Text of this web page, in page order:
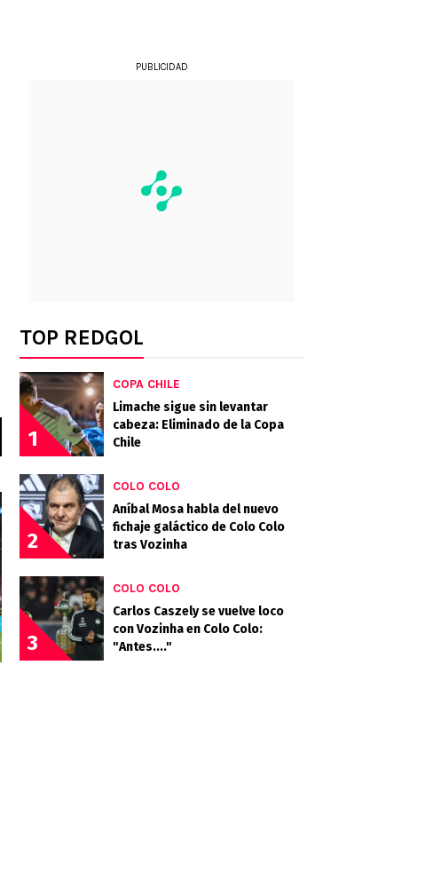
PUBLICIDAD
TOP REDGOL
1
COPA CHILE
Limache sigue sin levantar
cabeza: Eliminado de la Copa
Chile
2
COLO COLO
Aníbal Mosa habla del nuevo
fichaje galáctico de Colo Colo
tras Vozinha
3
COLO COLO
Carlos Caszely se vuelve loco
con Vozinha en Colo Colo:
"Antes...."